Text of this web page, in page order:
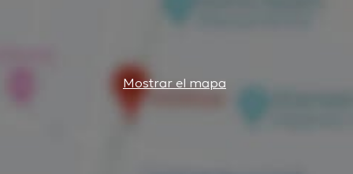
Mostrar el mapa